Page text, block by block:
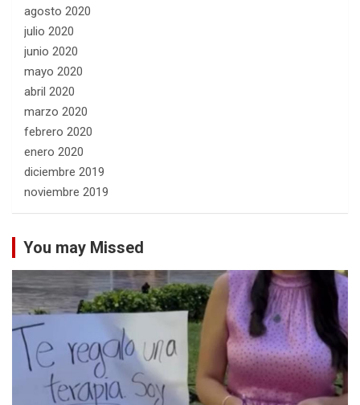
agosto 2020
julio 2020
junio 2020
mayo 2020
abril 2020
marzo 2020
febrero 2020
enero 2020
diciembre 2019
noviembre 2019
You may Missed